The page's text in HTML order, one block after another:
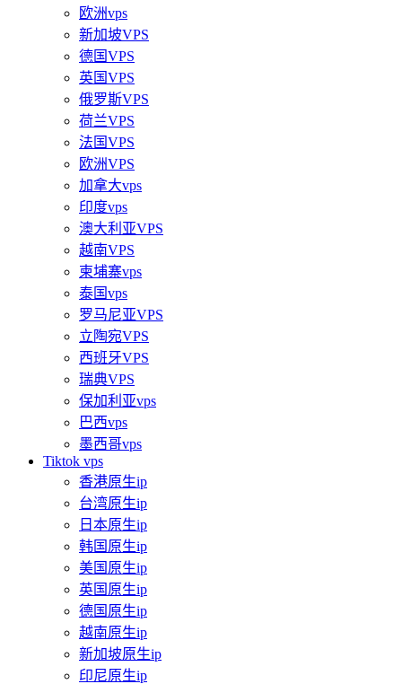
欧洲vps
新加坡VPS
德国VPS
英国VPS
俄罗斯VPS
荷兰VPS
法国VPS
欧洲VPS
加拿大vps
印度vps
澳大利亚VPS
越南VPS
柬埔寨vps
泰国vps
罗马尼亚VPS
立陶宛VPS
西班牙VPS
瑞典VPS
保加利亚vps
巴西vps
墨西哥vps
Tiktok vps
香港原生ip
台湾原生ip
日本原生ip
韩国原生ip
美国原生ip
英国原生ip
德国原生ip
越南原生ip
新加坡原生ip
印尼原生ip